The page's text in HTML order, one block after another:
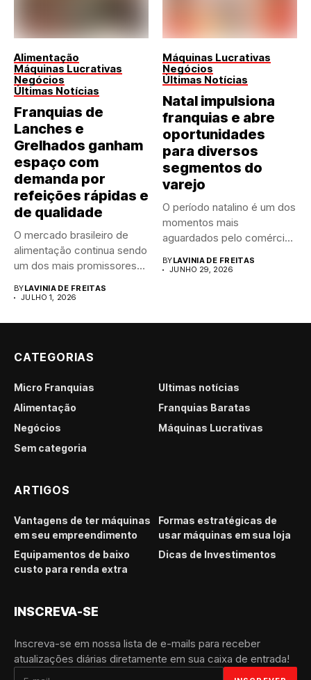
Alimentação
Máquinas Lucrativas
Negócios
Últimas Notícias
Franquias de
Lanches e
Grelhados ganham
espaço com
demanda por
refeições rápidas e
de qualidade
O mercado brasileiro de
alimentação continua sendo
um dos mais promissores
BYLAVINIA DE FREITAS
JULHO 1, 2026
Máquinas Lucrativas
Negócios
Últimas Notícias
Natal impulsiona
franquias e abre
oportunidades
para diversos
segmentos do
varejo
O período natalino é um dos
momentos mais
aguardados pelo comércio
BYLAVINIA DE FREITAS
JUNHO 29, 2026
CATEGORIAS
Micro Franquias
Últimas notícias
Alimentação
Franquias Baratas
Negócios
Máquinas Lucrativas
Sem categoria
ARTIGOS
Vantagens de ter máquinas
em seu empreendimento
Formas estratégicas de
usar máquinas em sua loja
Equipamentos de baixo
custo para renda extra
Dicas de Investimentos
INSCREVA-SE
Inscreva-se em nossa lista de e-mails para receber
atualizações diárias diretamente em sua caixa de entrada!